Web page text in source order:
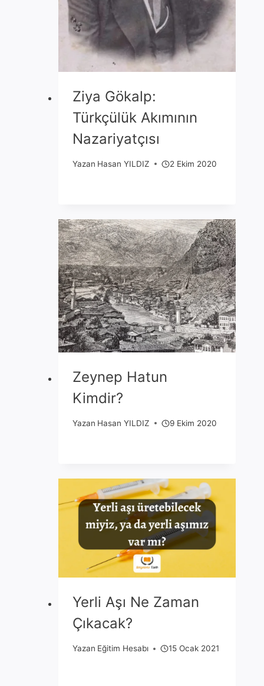
Ziya Gökalp:
Türkçülük Akımının
Nazariyatçısı
Yazan Hasan YILDIZ 2 Ekim 2020
Zeynep Hatun
Kimdir?
Yazan Hasan YILDIZ 9 Ekim 2020
Yerli Aşı Ne Zaman
Çıkacak?
Yazan Eğitim Hesabı 15 Ocak 2021